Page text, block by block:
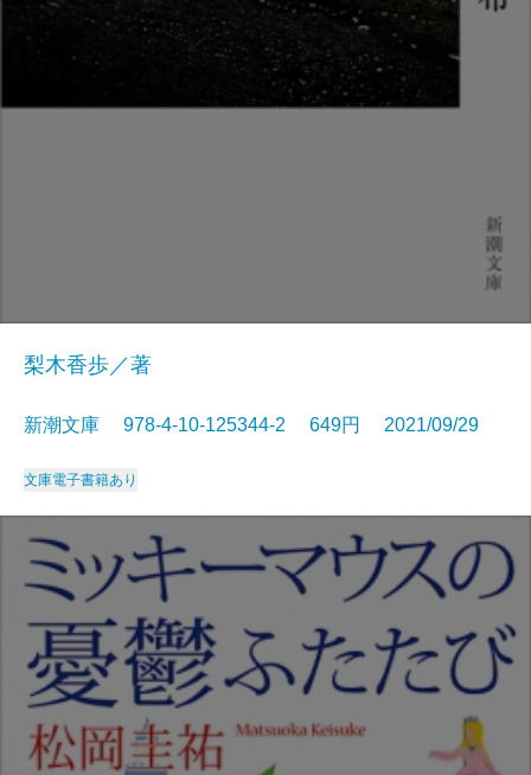
梨木香歩／著
新潮文庫 978-4-10-125344-2 649円 2021/09/29
文庫電子書籍あり